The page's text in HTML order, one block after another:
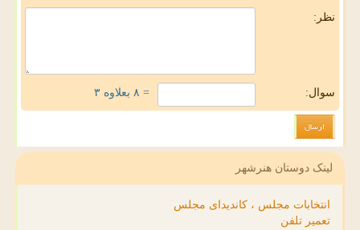
نظر:
سوال: = ۸ بعلاوه ۳
لینک دوستان هنرشهر
انتخابات مجلس ، کاندیدای مجلس
تعمیر تلفن